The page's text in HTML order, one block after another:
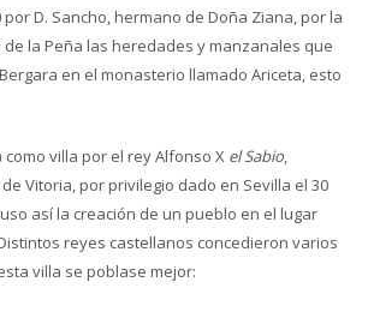
D. Sancho, hermano de Doña Ziana, por la
de la Peña las heredades y manzanales que
en el monasterio llamado Ariceta, esto
villa por el rey Alfonso X el Sabio,
Vitoria, por privilegio dado en Sevilla el 30
así la creación de un pueblo en el lugar
reyes castellanos concedieron varios
villa se poblase mejor: